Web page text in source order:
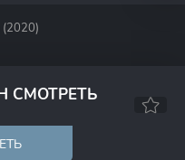
СМОТРЕТЬ